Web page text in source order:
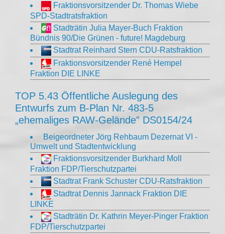
Fraktionsvorsitzender Dr. Thomas Wiebe
SPD-Stadtratsfraktion
Stadträtin Julia Mayer-Buch Fraktion
Bündnis 90/Die Grünen - future! Magdeburg
Stadtrat Reinhard Stern CDU-Ratsfraktion
Fraktionsvorsitzender René Hempel
Fraktion DIE LINKE
TOP 5.43 Öffentliche Auslegung des
Entwurfs zum B-Plan Nr. 483-5
„ehemaliges RAW-Gelände” DS0154/24
Beigeordneter Jörg Rehbaum Dezernat VI -
Umwelt und Stadtentwicklung
Fraktionsvorsitzender Burkhard Moll
Fraktion FDP/Tierschutzpartei
Stadtrat Frank Schuster CDU-Ratsfraktion
Stadtrat Dennis Jannack Fraktion DIE
LINKE
Stadträtin Dr. Kathrin Meyer-Pinger Fraktion
FDP/Tierschutzpartei